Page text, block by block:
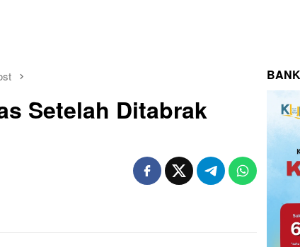
Setelah Ditabrak